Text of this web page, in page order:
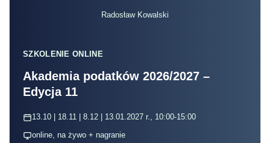
Radosław Kowalski
SZKOLENIE ONLINE
Akademia podatków 2026/2027 –
Edycja 11
13.10 | 18.11 | 8.12 | 13.01.2027 r., 10:00-15:00
online, na żywo + nagranie